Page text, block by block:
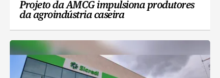
Projeto da AMCG impulsiona produtores
da agroindústria caseira